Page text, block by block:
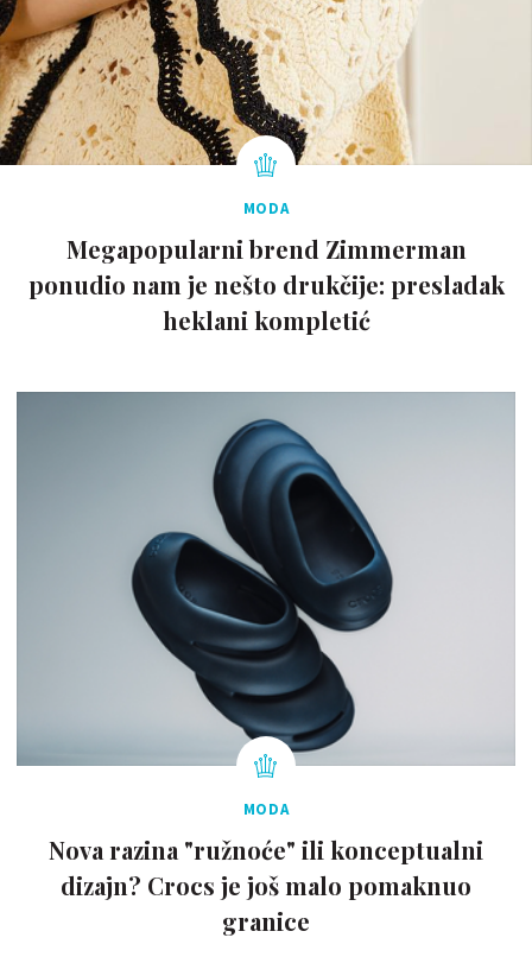
MODA
Megapopularni brend Zimmerman
ponudio nam je nešto drukčije: presladak
heklani kompletić
MODA
Nova razina "ružnoće" ili konceptualni
dizajn? Crocs je još malo pomaknuo
granice